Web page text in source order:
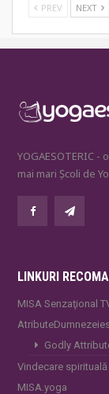
PREV NEXT
YOGAESOTERIC
mai mari Școli de
LINKURI
MISA Senzaţional
Godly
Vindecare spirituală
MISA.yoga